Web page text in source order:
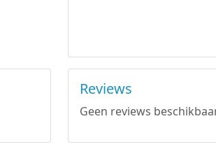
Reviews
Geen reviews